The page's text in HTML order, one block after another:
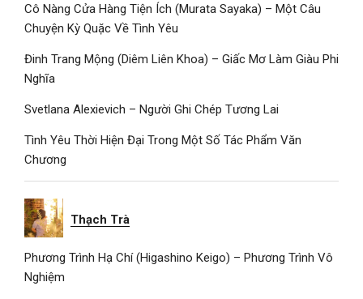
Cô Nàng Cửa Hàng Tiện Ích (Murata Sayaka) – Một Câu
Chuyện Kỳ Quặc Về Tình Yêu
Đinh Trang Mộng (Diêm Liên Khoa) – Giấc Mơ Làm Giàu Phi
Nghĩa
Svetlana Alexievich – Người Ghi Chép Tương Lai
Tình Yêu Thời Hiện Đại Trong Một Số Tác Phẩm Văn
Chương
Thạch Trà
Phương Trình Hạ Chí (Higashino Keigo) – Phương Trình Vô
Nghiệm